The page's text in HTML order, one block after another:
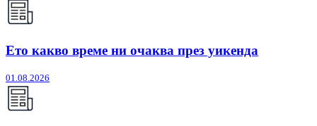
Ето какво време ни очаква през уикенда
01.08.2026